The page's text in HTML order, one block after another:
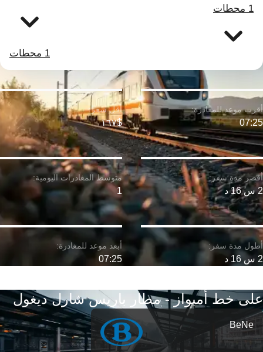
1 محطات
1 محطات
2 س 16 د
07:25
2 س 16 د
$١٦٧
1
07:25
على خط أمبواز - مطار باريس شارل ديغول
BeNe